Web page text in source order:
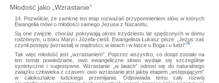
Młodość jako „Wzrastanie”
14. Pozwólcie, że zamknę ten etap rozważań przypomnieniem słów, w których
Ewangelia mówi o młodości samego Jezusa z Nazaretu.
Są one zwięzłe, chociaż pokrywają okres trzydziestu lat spędzonych w domu
rodzinnym, u boku Maryi i Józefa-cieśli. Ewangelista Łukasz pisze: „Jezus zaś
czynił postępy [wzrastał] w mądrości, w latach i w łasce u Boga i u ludzi”76
Tak więc młodość jest „wzrastaniem”. Poprzez wszystko, co dotąd zostało na
ten temat powiedziane, owo ewangeliczne słowo wydaje się szczególnie
syntetyczne i sugestywne. Wzrastanie „w latach” odnosi się do naturalnego
związku człowieka z czasem: owo wzrastanie jest jakby etapem „wstępującym”
w całokształcie ludzkiego przemijania. Odpowiada temu cały rozwój